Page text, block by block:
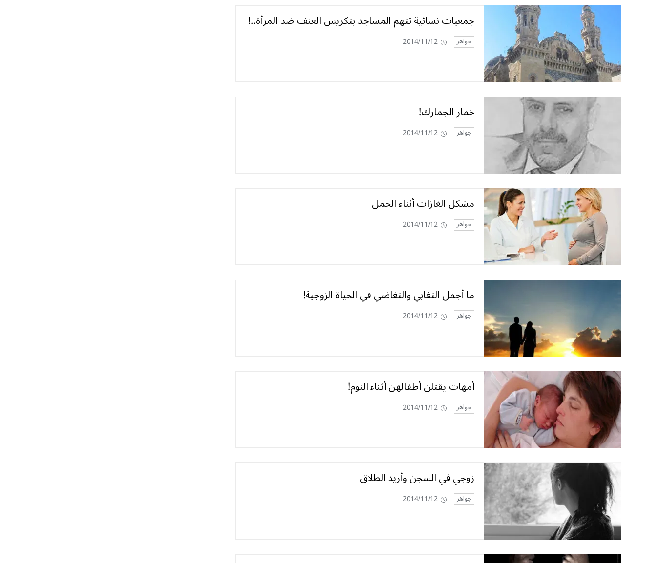
جمعيات نسائية تتهم المساجد بتكريس العنف ضد المرأة‮..!‬
جواهر 2014/11/12
خمار الجمارك!
جواهر 2014/11/12
مشكل الغازات أثناء الحمل
جواهر 2014/11/12
ما أجمل التغابي والتغاضي في الحياة الزوجية!
جواهر 2014/11/12
أمهات يقتلن أطفالهن أثناء النوم!
جواهر 2014/11/12
زوجي في السجن وأريد الطلاق
جواهر 2014/11/12